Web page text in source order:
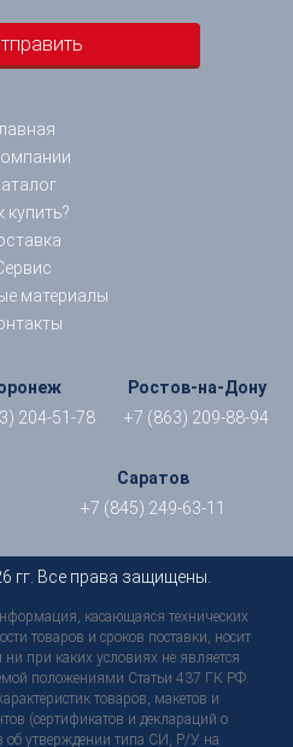
купить?
материалы
204-51-78
Ростов-на-Дону
+7 (863) 209-88-94
Саратов
+7 (845) 249-63-11
гг. Все права защищены.
касающаяся технических
товаров и сроков поставки, носит
при каких условиях не является
положениями Статьи 437 ГК РФ.
товаров, макетов и
(сертификатов и деклараций о
об утверждении типа СИ, Р/У на